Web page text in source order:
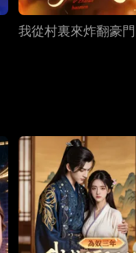
我從村裏來炸翻豪門